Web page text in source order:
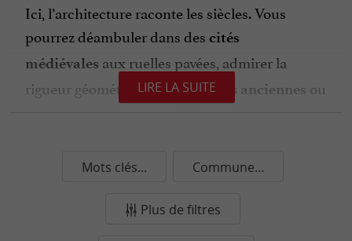
Ici, l’architecture raconte les siècles. Vous
pourrez déambuler dans des cités
médiévales aux ruelles pavées, admirer la
rigueur géométrique des bastides anciennes ou
marché, chaque égliseet chaque
héritage préservé avec passion
LIRE LA SUITE
Mots clés... Commune...
Plus de filtres